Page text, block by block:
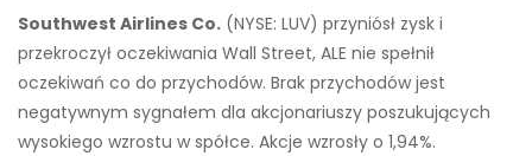
Southwest Airlines Co. (NYSE: LUV) przyniósł zysk i
przekroczył oczekiwania Wall Street, ALE nie spełnił
oczekiwań co do przychodów. Brak przychodów jest
negatywnym sygnałem dla akcjonariuszy poszukujących
wysokiego wzrostu w spółce. Akcje wzrosły o 1,94%.